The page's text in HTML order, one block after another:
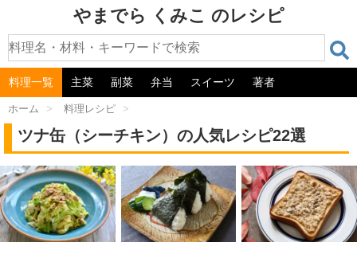
やまでら くみこ のレシピ
料理一覧 主菜 副菜 弁当 スイーツ 著者
ホーム > 料理レシピ >
ツナ缶（シーチキン）の人気レシピ22選